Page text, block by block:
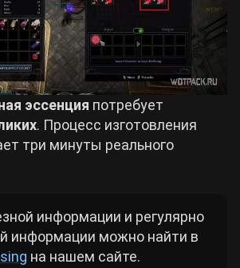
эссенция потребует
. Процесс изготовления
три минуты реального
информации и регулярно
информации можно найти в
на нашем сайте.